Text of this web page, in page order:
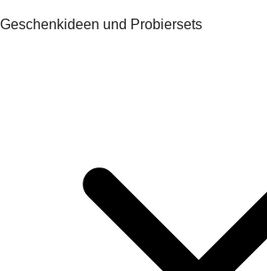
Geschenkideen und Probiersets